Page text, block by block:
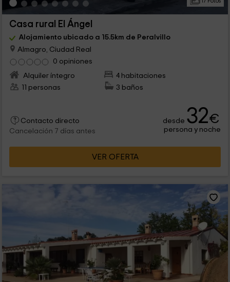
Casa rural El Ángel
Alojamiento ubicado a 15.5km de Peralvillo
Almagro, Ciudad Real
0 opiniones
Alquiler íntegro
4 habitaciones
11 personas
3 baños
Contacto directo
Cancelación 7 días antes
desde 32€
persona y noche
VER OFERTA